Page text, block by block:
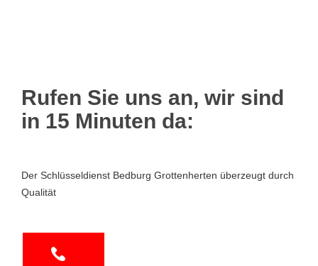
Rufen Sie uns an, wir sind
in 15 Minuten da:
Der Schlüsseldienst Bedburg Grottenherten überzeugt durch
Qualität